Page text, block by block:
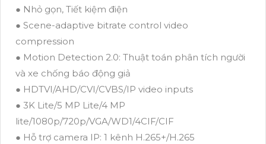
● Nhỏ gọn, Tiết kiệm điện
● Scene-adaptive bitrate control video
compression
● Motion Detection 2.0: Thuật toán phân tích người
và xe chống báo động giả
● HDTVI/AHD/CVI/CVBS/IP video inputs
● 3K Lite/5 MP Lite/4 MP
lite/1080p/720p/VGA/WD1/4CIF/CIF
● Hỗ trợ camera IP: 1 kênh H.265+/H.265